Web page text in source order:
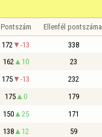
Pontszám Ellenfél pontszáma
172 -13 338
162 10 23
175 -13 232
175 0 179
150 25 171
138 12 59